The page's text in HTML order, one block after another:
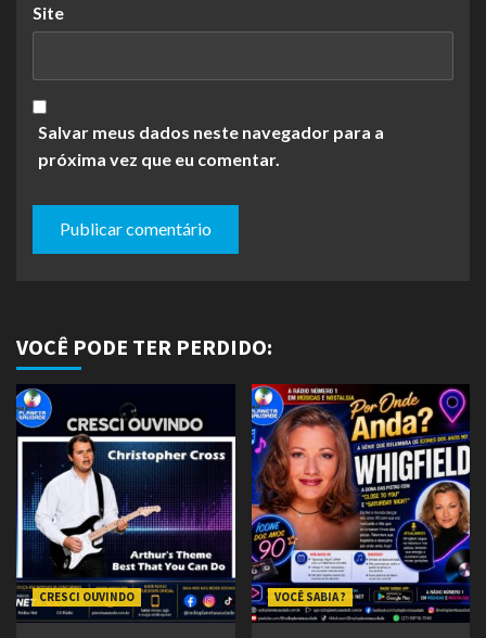
Site
Salvar meus dados neste navegador para a
próxima vez que eu comentar.
VOCÊ PODE TER PERDIDO:
CRESCI OUVINDO VOCÊ SABIA ?